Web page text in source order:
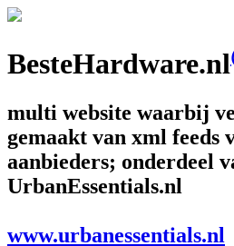
BesteHardware.nl
multi website waarbij
gemaakt van xml feeds
aanbieders; onderdeel
UrbanEssentials.nl
www.urbanessentials.nl